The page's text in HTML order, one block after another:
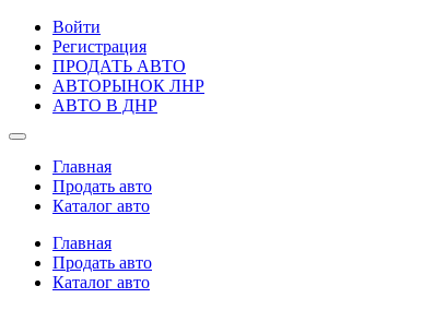
Войти
Регистрация
ПРОДАТЬ АВТО
АВТОРЫНОК ЛНР
АВТО В ДНР
Главная
Продать авто
Каталог авто
Главная
Продать авто
Каталог авто